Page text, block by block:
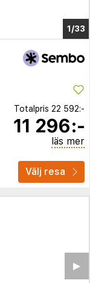
1/29
Totalpris 22 592:-
11 296:-
läs mer
Välj resa
▶︎